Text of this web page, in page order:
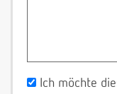
Ich möchte